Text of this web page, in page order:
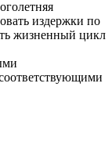
издержки по
жизненный цикл